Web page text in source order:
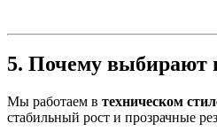
5. Почему выбирают
Мы работаем в техническом
стабильный рост и прозрачные